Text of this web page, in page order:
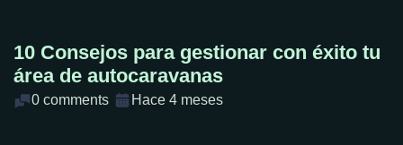
10 Consejos para gestionar con éxito tu
área de autocaravanas
0 comments Hace 4 meses